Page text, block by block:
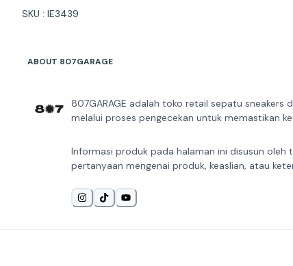
SKU : IE3439
ABOUT 807GARAGE
807GARAGE adalah toko retail sepatu
melalui proses pengecekan untuk memastikan
Informasi produk pada halaman ini disusun
pertanyaan mengenai produk, keaslian, atau